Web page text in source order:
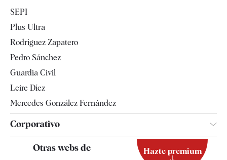
Televisión
SEPI
Plus Ultra
Rodríguez Zapatero
Pedro Sánchez
Guardia Civil
Leire Díez
Mercedes González Fernández
Corporativo
Contacto
Otras webs de Hazte premium